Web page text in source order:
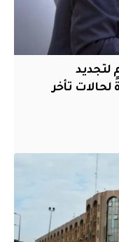
يوجه بمنح (7) أيام لتجديد
لحالات تأخر